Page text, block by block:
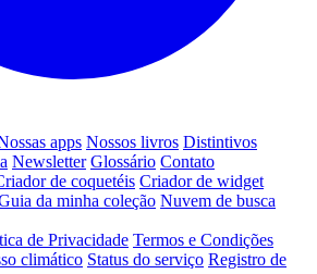
apps Nossos livros Distintivos
Newsletter Glossário Contato
de coquetéis Criador de widget
da minha coleção Nuvem de busca
de Privacidade Termos e Condições
climático Status do serviço Registro de